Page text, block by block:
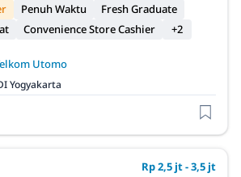
Penuh Waktu
Fresh Graduate
Convenience Store Cashier +2
Utomo
Yogyakarta
Rp 2,5 jt - 3,5 jt